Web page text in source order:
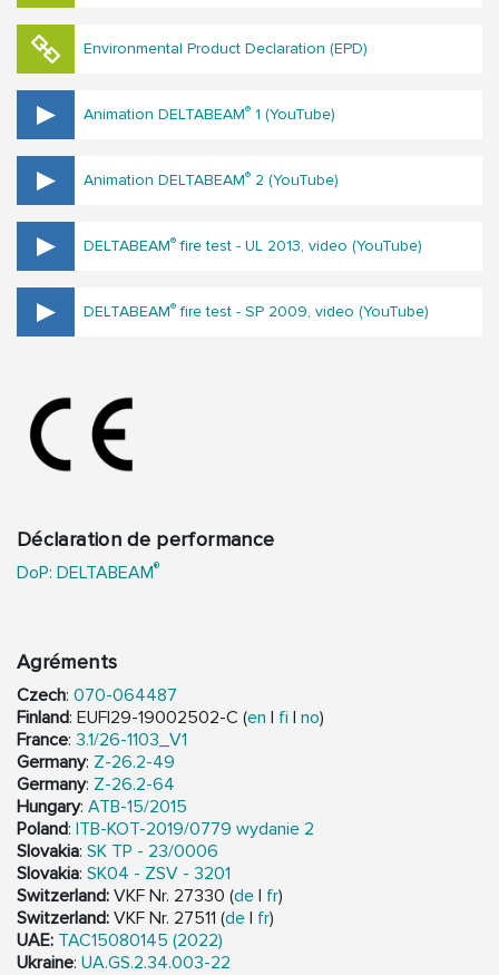
Environmental Product Declaration (EPD)
Animation DELTABEAM® 1 (YouTube)
Animation DELTABEAM® 2 (YouTube)
DELTABEAM® fire test - UL 2013, video (YouTube)
DELTABEAM® fire test - SP 2009, video (YouTube)
Déclaration de performance
DoP: DELTABEAM®
Agréments
Czech: 070-064487
Finland: EUFI29-19002502-C (en | fi | no)
France: 3.1/26-1103_V1
Germany: Z-26.2-49
Germany: Z-26.2-64
Hungary: ATB-15/2015
Poland: ITB-KOT-2019/0779 wydanie 2
Slovakia: SK TP - 23/0006
Slovakia: SK04 - ZSV - 3201
Switzerland: VKF Nr. 27330 (de | fr)
Switzerland: VKF Nr. 27511 (de | fr)
UAE: TAC15080145 (2022)
Ukraine: UA.GS.2.34.003-22